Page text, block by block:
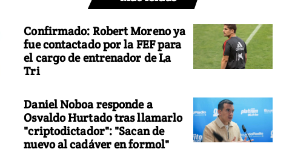
Confirmado: Robert Moreno ya
fue contactado por la FEF para
el cargo de entrenador de La
Tri
Daniel Noboa responde a
Osvaldo Hurtado tras llamarlo
"criptodictador": "Sacan de
nuevo al cadáver en formol"